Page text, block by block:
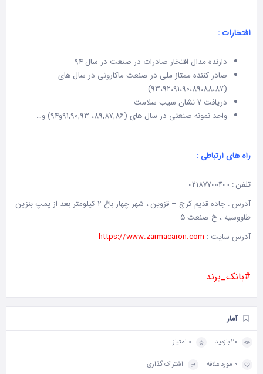
افتخارات :
دارنده مدال افتخار صادرات در صنعت در سال ۹۴
صادر کننده ممتاز ملی در صنعت ماکارونی در سال های
(۹۳،۹۲،۹۱،۹۰،۸۹،۸۸،۸۷)
دریافت ۷ نشان سیب سلامت
واحد نمونه صنعتی در سال های (۸۹,۸۷,۸۶، ۹۱,۹۰,۹۳و۹۴) و…
راه های ارتباطی :
تلفن : 02187700400
آدرس : جاده قديم کرج – قزوين ، شهر چهار باغ ۲ کيلومتر بعد از پمپ بنزين
طاووسيه ، خ صنعت ۵
آدرس سایت : https://www.zarmacaron.com
#بانک_برند
آمار
20 بازدید 0 امتیاز
0 مورد علاقه اشتراک گذاری